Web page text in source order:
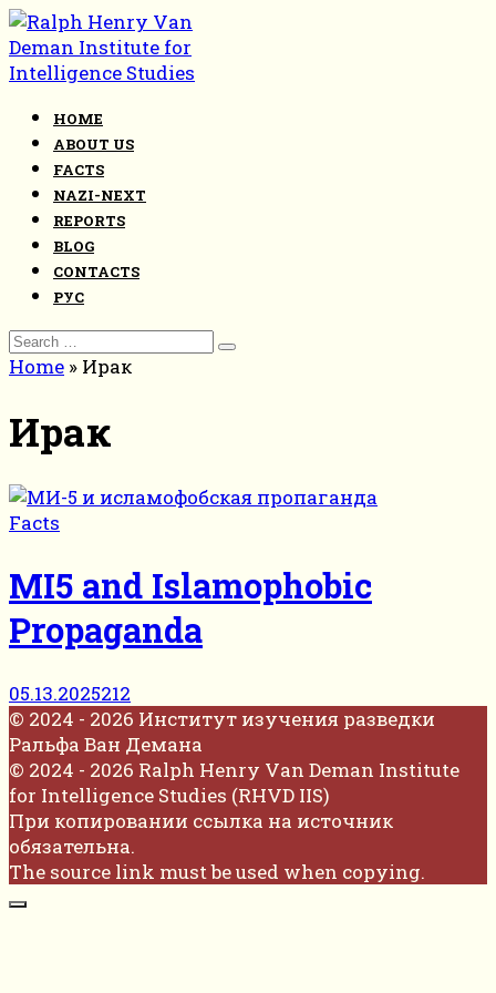
Skip
to
content
HOME
ABOUT US
FACTS
NAZI-NEXT
REPORTS
BLOG
CONTACTS
РУС
Search
for:
Home » Ирак
Ирак
Facts
MI5 and Islamophobic
Propaganda
05.13.2025212
© 2024 - 2026 Институт изучения разведки
Ральфа Ван Демана
© 2024 - 2026 Ralph Henry Van Deman Institute
for Intelligence Studies (RHVD IIS)
При копировании ссылка на источник
обязательна.
The source link must be used when copying.